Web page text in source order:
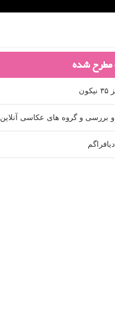
مطرح شده
و بررسی و گروه های عکاسی آنلاین